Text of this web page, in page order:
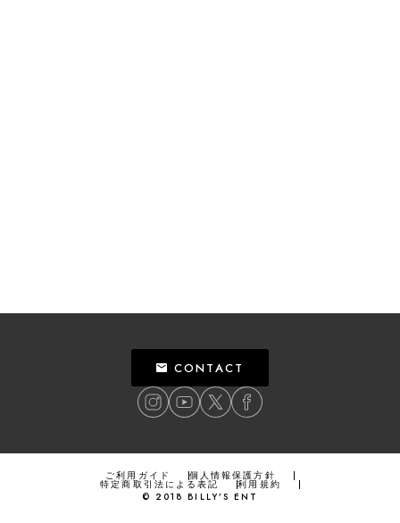
CONTACT
ご利用ガイド 個人情報保護方針
特定商取引法による表記
利用規約
© 2018 BILLY’S ENT